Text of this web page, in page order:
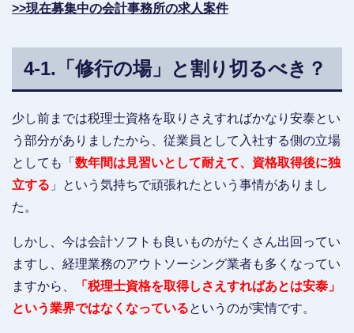
>>現在募集中の会計事務所の求人案件
4-1.「修行の場」と割り切るべき？
少し前までは税理士資格を取りさえすればかなり安泰とい
う部分がありましたから、従業員として入社する側の立場
としても「 数年間は見習いとして耐えて、資格取得後に独
立する 」という気持ちで頑張れたという事情がありまし
た。
しかし、今は会計ソフトも良いものがたくさん出回ってい
ますし、経理業務のアウトソーシング業者も多くなってい
ますから、
「税理士資格を取得しさえすればあとは安泰」
という業界ではなくなっているというのが実情です。